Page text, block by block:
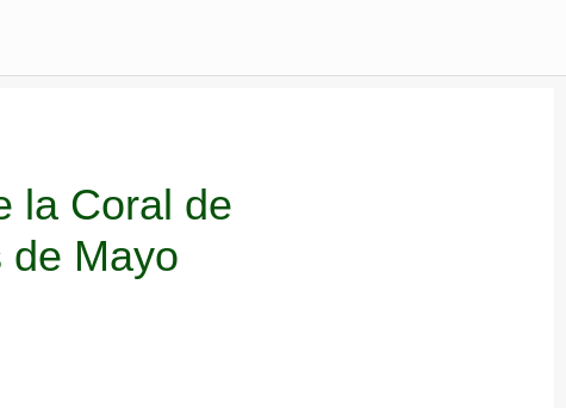
la Coral de
de Mayo